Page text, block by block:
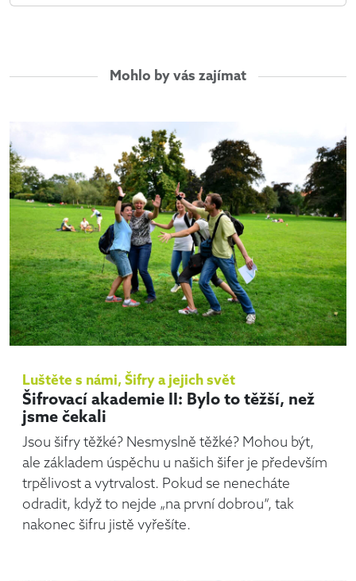
Mohlo by vás zajímat
Luštěte s námi, Šifry a jejich svět
Šifrovací akademie II: Bylo to těžší, než
jsme čekali
Jsou šifry těžké? Nesmyslně těžké? Mohou být,
ale základem úspěchu u našich šifer je především
trpělivost a vytrvalost. Pokud se nenecháte
odradit, když to nejde „na první dobrou“, tak
nakonec šifru jistě vyřešíte.